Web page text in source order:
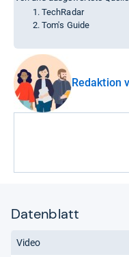
TechRadar
Tom's Guide
Redaktion
Datenblatt
Video